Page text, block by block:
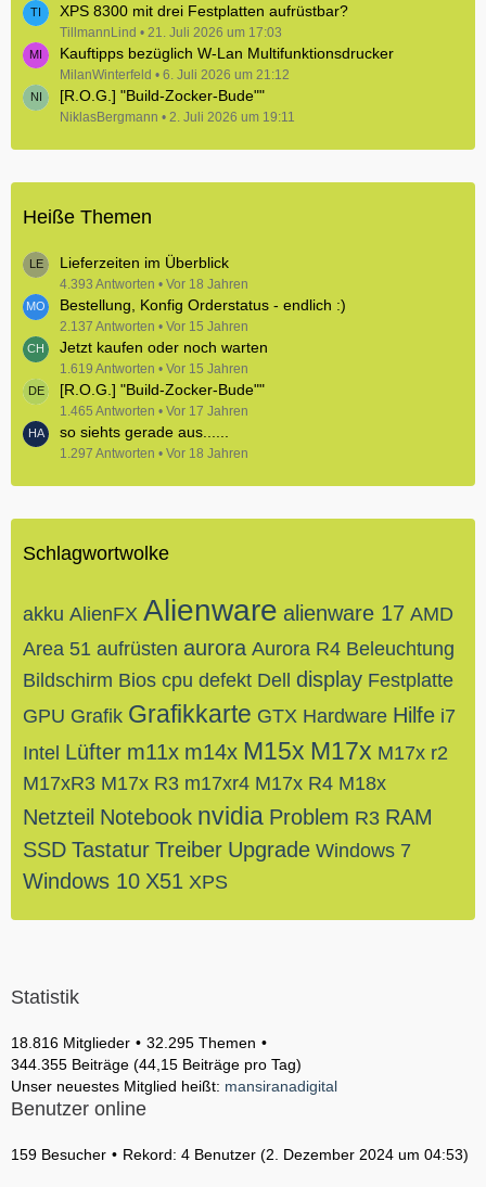
ä
g
e
XPS 8300 mit drei Festplatten aufrüstbar?
TillmannLind 21. Juli 2026 um 17:03
Kauftipps bezüglich W-Lan Multifunktionsdrucker
MilanWinterfeld 6. Juli 2026 um 21:12
[R.O.G.] "Build-Zocker-Bude""
NiklasBergmann 2. Juli 2026 um 19:11
Heiße Themen
Lieferzeiten im Überblick
4.393 Antworten Vor 18 Jahren
Bestellung, Konfig Orderstatus - endlich :)
2.137 Antworten Vor 15 Jahren
Jetzt kaufen oder noch warten
1.619 Antworten Vor 15 Jahren
[R.O.G.] "Build-Zocker-Bude""
1.465 Antworten Vor 17 Jahren
so siehts gerade aus......
1.297 Antworten Vor 18 Jahren
Schlagwortwolke
akku AlienFX Alienware alienware 17 AMD
Area 51 aufrüsten aurora Aurora R4 Beleuchtung
Bildschirm Bios cpu defekt Dell display Festplatte
GPU Grafik Grafikkarte GTX Hardware Hilfe i7
Intel Lüfter m11x m14x M15x M17x M17x r2
M17xR3 M17x R3 m17xr4 M17x R4 M18x
Netzteil Notebook nvidia Problem R3 RAM
SSD Tastatur Treiber Upgrade Windows 7
Windows 10 X51 XPS
Statistik
18.816 Mitglieder
32.295 Themen
344.355 Beiträge (44,15 Beiträge pro Tag)
Unser neuestes Mitglied heißt: mansiranadigital
Benutzer online
159 Besucher Rekord: 4 Benutzer (2. Dezember 2024 um 04:53)